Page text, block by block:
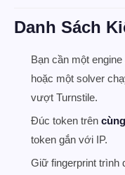
Danh Sách
Bạn cần một
hoặc một solver
vượt Turnstile.
Đúc token trên
token gắn với IP.
Giữ fingerprint